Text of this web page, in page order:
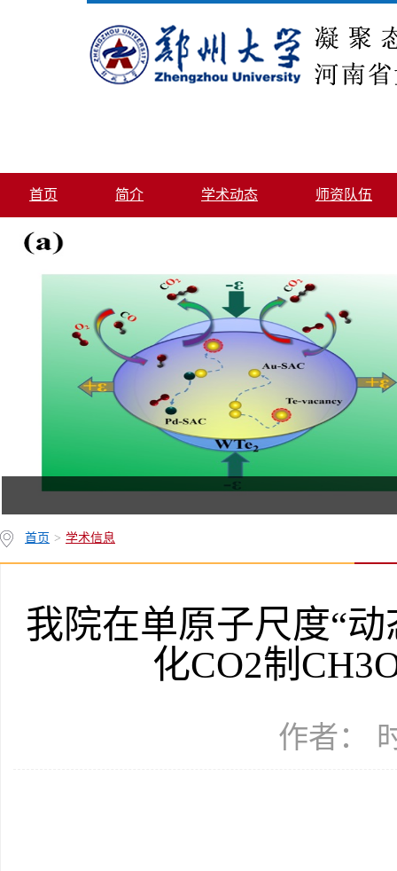
首页 简介 学术动态 师资队伍
首页 > 学术信息
我院在单原子尺度“
化CO2制
作者：